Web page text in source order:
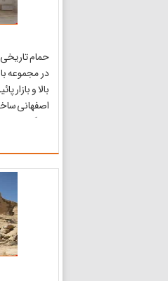
حمام
در مجموعه
بالا و
اصفهانی
ویژگی‌های
بخش‌های
خانه،